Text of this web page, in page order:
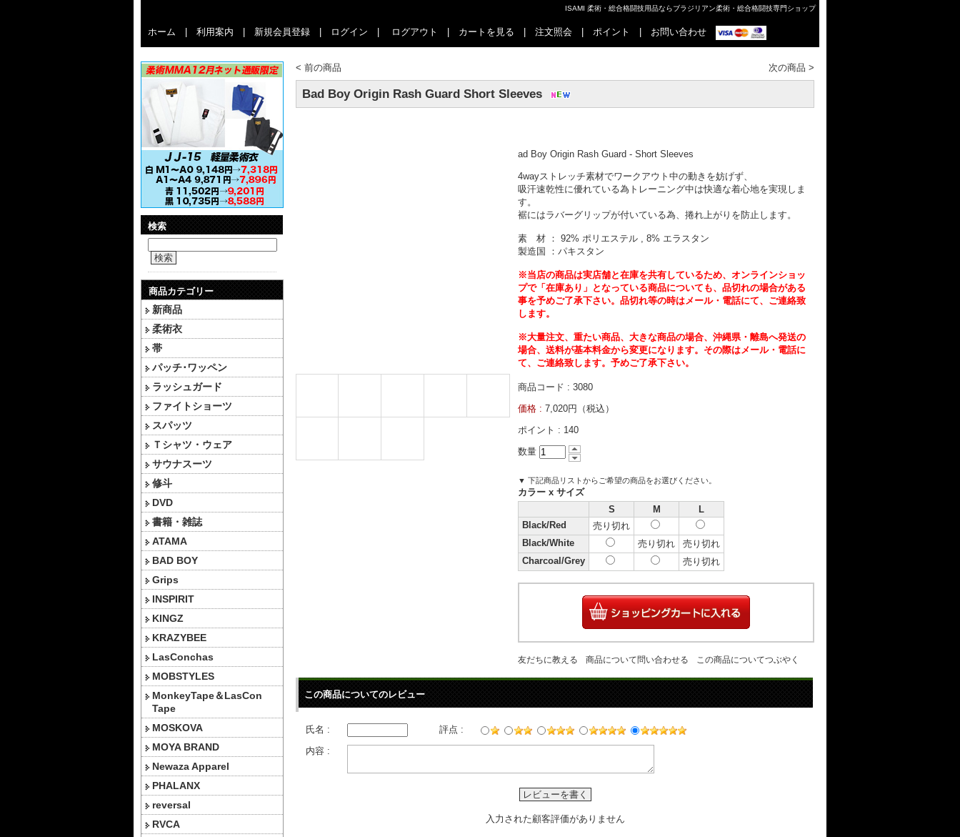
ISAMI 柔術・総合格闘技用品ならブラジリアン柔術・総合格闘技専門ショップ
ホーム 利用案内 新規会員登録 ログイン ログアウト カートを見る 注文照会 ポイント お問い合わせ
検索
検索
商品カテゴリー
新商品
柔術衣
帯
パッチ･ワッペン
ラッシュガード
ファイトショーツ
スパッツ
Ｔシャツ・ウェア
サウナスーツ
修斗
DVD
書籍・雑誌
ATAMA
BAD BOY
Grips
INSPIRIT
KINGZ
KRAZYBEE
LasConchas
MOBSTYLES
MonkeyTape＆LasCon
Tape
MOSKOVA
MOYA BRAND
Newaza Apparel
PHALANX
reversal
RVCA
< 前の商品 次の商品 >
Bad Boy Origin Rash Guard Short Sleeves
ad Boy Origin Rash Guard - Short Sleeves
4wayストレッチ素材でワークアウト中の動きを妨げず、
吸汗速乾性に優れている為トレーニング中は快適な着心地を実現しま
す。
裾にはラバーグリップが付いている為、捲れ上がりを防止します。
素 材 ： 92% ポリエステル , 8% エラスタン
製造国 ：パキスタン
※当店の商品は実店舗と在庫を共有しているため、オンラインショッ
プで「在庫あり」となっている商品についても、品切れの場合がある
事を予めご了承下さい。品切れ等の時はメール・電話にて、ご連絡致
します。
※大量注文、重たい商品、大きな商品の場合、沖縄県・離島へ発送の
場合、送料が基本料金から変更になります。その際はメール・電話に
て、ご連絡致します。予めご了承下さい。
商品コード : 3080
価格 : 7,020円（税込）
ポイント : 140
数量
▼ 下記商品リストからご希望の商品をお選びください。
カラー x サイズ
S
M
L
Black/Red
売り切れ
Black/White
売り切れ
売り切れ
Charcoal/Grey
売り切れ
友だちに教える 商品について問い合わせる この商品についてつぶやく
この商品についてのレビュー
氏名 :
評点 :
内容 :
レビューを書く
入力された顧客評価がありません